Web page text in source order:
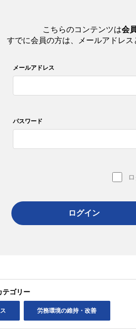
こちらのコンテンツは会
すでに会員の方は、メールアドレ
メールアドレス
パスワード
ログイン
テゴリー
労務環境の維持・改善